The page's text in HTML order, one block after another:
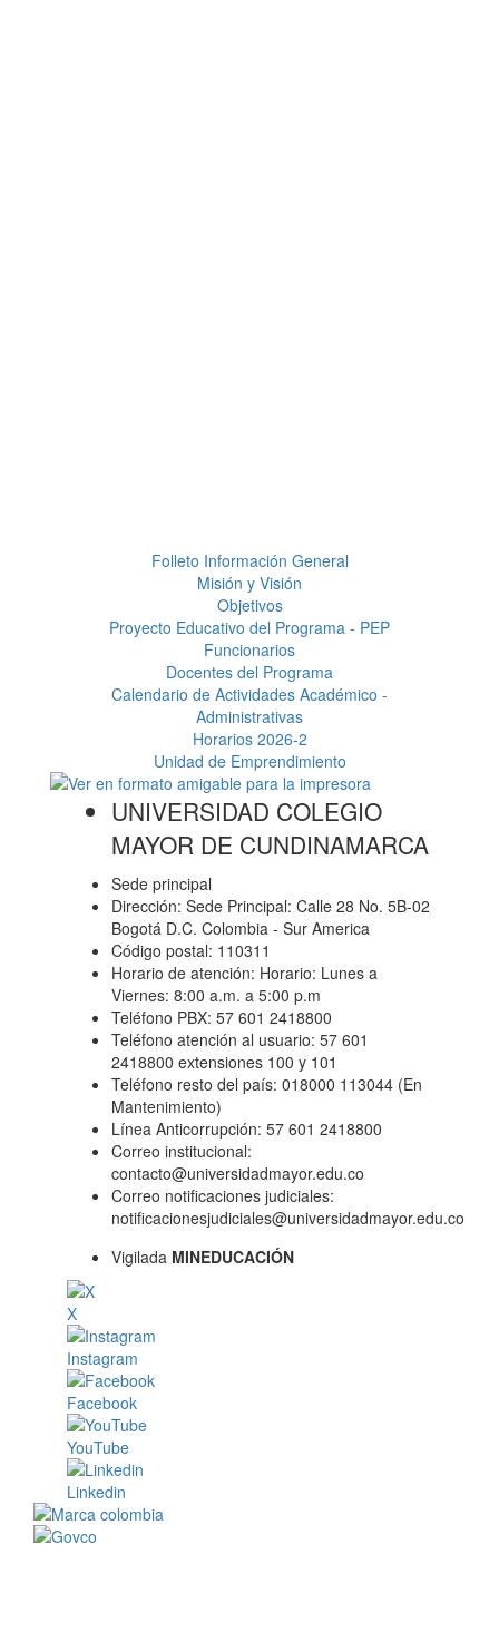
Folleto Información General
Misión y Visión
Objetivos
Proyecto Educativo del Programa - PEP
Funcionarios
Docentes del Programa
Calendario de Actividades Académico -
Administrativas
Horarios 2026-2
Unidad de Emprendimiento
UNIVERSIDAD COLEGIO
MAYOR DE CUNDINAMARCA
Sede principal
Dirección: Sede Principal: Calle 28 No. 5B-02
Bogotá D.C. Colombia - Sur America
Código postal: 110311
Horario de atención: Horario: Lunes a
Viernes: 8:00 a.m. a 5:00 p.m
Teléfono PBX: 57 601 2418800
Teléfono atención al usuario: 57 601
2418800 extensiones 100 y 101
Teléfono resto del país: 018000 113044 (En
Mantenimiento)
Línea Anticorrupción: 57 601 2418800
Correo institucional:
contacto@universidadmayor.edu.co
Correo notificaciones judiciales:
notificacionesjudiciales@universidadmayor.edu.co
Vigilada MINEDUCACIÓN
X
Instagram
Facebook
YouTube
Linkedin